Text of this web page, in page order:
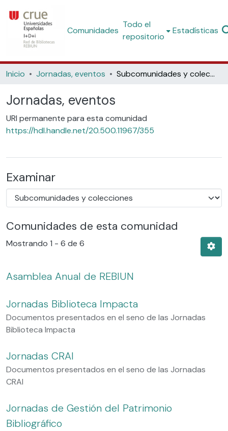
Comunidades
Todo el
repositorio
Estadísticas
Inicio Jornadas, eventos Subcomunidades y colecciones
Jornadas, eventos
URI permanente para esta comunidad
https://hdl.handle.net/20.500.11967/355
Examinar
Comunidades de esta comunidad
Mostrando 1 - 6 de 6
Asamblea Anual de REBIUN
Jornadas Biblioteca Impacta
Documentos presentados en el seno de las Jornadas
Biblioteca Impacta
Jornadas CRAI
Documentos presentados en el seno de las Jornadas
CRAI
Jornadas de Gestión del Patrimonio
Bibliográfico